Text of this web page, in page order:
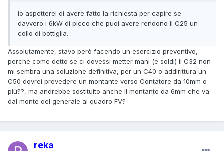
io aspetterei di avere fatto la richiesta per capire se
davvero i 6kW di picco che puoi avere rendono il C25 un
collo di bottiglia.
Assolutamente, stavo però facendo un esercizio preventivo,
perchè come detto se ci dovessi metter mani (e soldi) il C32 non
mi sembra una soluzione definitiva, per un C40 o addirittura un
C50 dovrei prevedere un montante verso Contatore da 10mm o
più??, ma andrebbe sostituito anche il montante da 6mm che va
dal monte del generale al quadro FV?
reka